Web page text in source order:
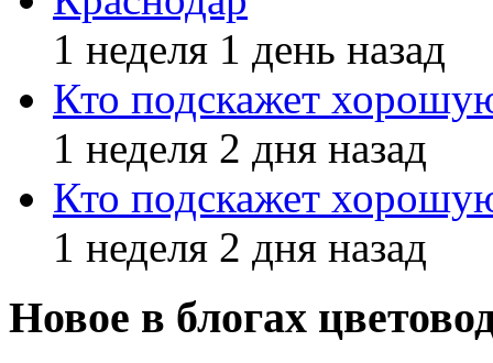
1 неделя 1 день назад
Кто подскажет
1 неделя 2 дня назад
Кто подскажет
1 неделя 2 дня назад
Новое в блогах